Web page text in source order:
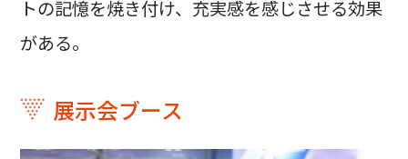
トの記憶を焼き付け、充実感を感じさせる効果
がある。
展示会ブース